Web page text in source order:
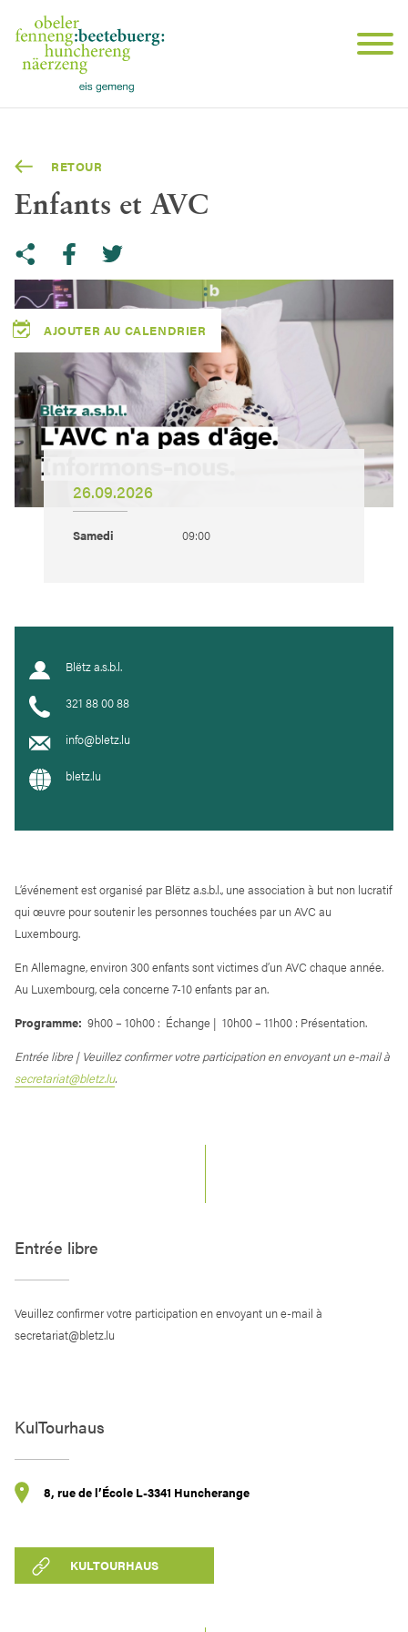
RETOUR
Enfants et AVC
Share on facebook
AJOUTER AU CALENDRIER
26.09.2026
Samedi 09:00
Blëtz a.s.b.l.
321 88 00 88
info@bletz.lu
bletz.lu
L’événement est organisé par Blëtz a.s.b.l., une association à but non lucratif
qui œuvre pour soutenir les personnes touchées par un AVC au
Luxembourg.
En Allemagne, environ 300 enfants sont victimes d’un AVC chaque année.
Au Luxembourg, cela concerne 7-10 enfants par an.
Programme: 9h00 – 10h00 : Échange | 10h00 – 11h00 : Présentation.
Entrée libre | Veuillez confirmer votre participation en envoyant un e-mail à
secretariat@bletz.lu.
Entrée libre
Veuillez confirmer votre participation en envoyant un e-mail à
secretariat@bletz.lu
KulTourhaus
8, rue de l’École L-3341 Huncherange
KULTOURHAUS